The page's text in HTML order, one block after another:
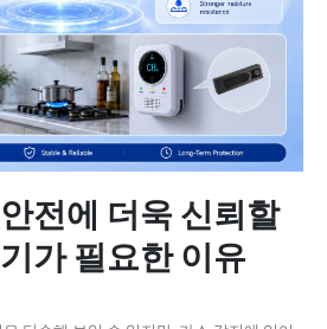
전에 더욱 신뢰할
가 필요한 이유